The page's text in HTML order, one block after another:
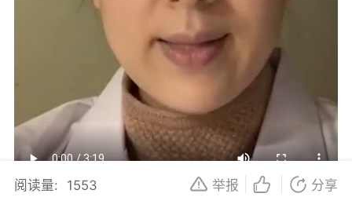
阅读量: 1553 举报 分享